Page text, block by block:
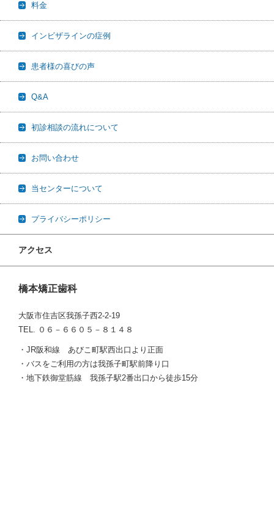
料金
インビザラインの症例
患者様の喜びの声
Q&A
初診相談の流れについて
お問い合わせ
当センターについて
プライバシーポリシー
アクセス
橋本矯正歯科
大阪市住吉区我孫子西2-2-19
TEL. ０６－６６０５－８１４８
・JR阪和線 あびこ町駅西出口より正面
・バスをご利用の方は我孫子町駅前降り口
・地下鉄御堂筋線 我孫子駅2番出口から徒歩15分